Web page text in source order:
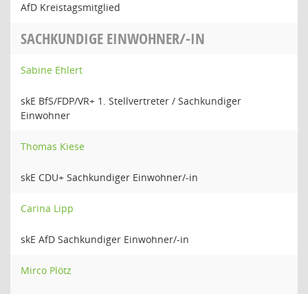
AfD Kreistagsmitglied
SACHKUNDIGE EINWOHNER/-IN
Sabine Ehlert
skE BfS/FDP/VR+ 1. Stellvertreter / Sachkundiger
Einwohner
Thomas Kiese
skE CDU+ Sachkundiger Einwohner/-in
Carina Lipp
skE AfD Sachkundiger Einwohner/-in
Mirco Plötz